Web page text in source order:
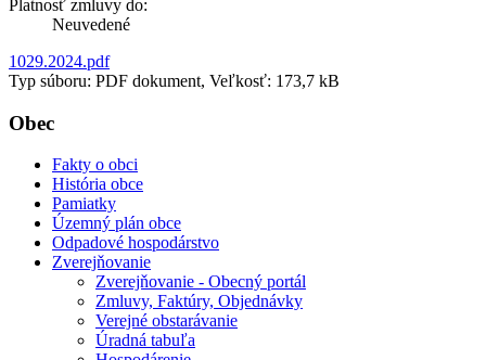
Platnosť zmluvy do:
Neuvedené
1029.2024.pdf
Typ súboru: PDF dokument, Veľkosť: 173,7 kB
Obec
Fakty o obci
História obce
Pamiatky
Územný plán obce
Odpadové hospodárstvo
Zverejňovanie
Zverejňovanie - Obecný portál
Zmluvy, Faktúry, Objednávky
Verejné obstarávanie
Úradná tabuľa